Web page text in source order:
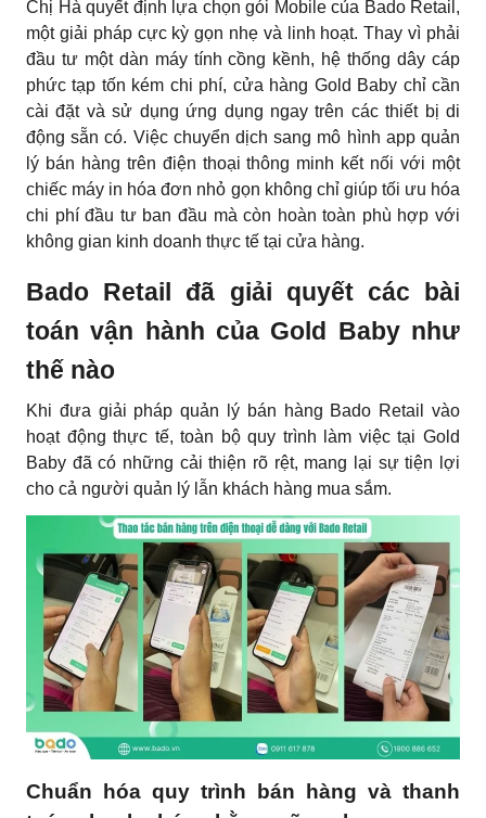
Chị Hà quyết định lựa chọn gói Mobile của Bado Retail,
một giải pháp cực kỳ gọn nhẹ và linh hoạt. Thay vì phải
đầu tư một dàn máy tính cồng kềnh, hệ thống dây cáp
phức tạp tốn kém chi phí, cửa hàng Gold Baby chỉ cần
cài đặt và sử dụng ứng dụng ngay trên các thiết bị di
động sẵn có. Việc chuyển dịch sang mô hình app quản
lý bán hàng trên điện thoại thông minh kết nối với một
chiếc máy in hóa đơn nhỏ gọn không chỉ giúp tối ưu hóa
chi phí đầu tư ban đầu mà còn hoàn toàn phù hợp với
không gian kinh doanh thực tế tại cửa hàng.
Bado Retail đã giải quyết các bài
toán vận hành của Gold Baby như
thế nào
Khi đưa giải pháp quản lý bán hàng Bado Retail vào
hoạt động thực tế, toàn bộ quy trình làm việc tại Gold
Baby đã có những cải thiện rõ rệt, mang lại sự tiện lợi
cho cả người quản lý lẫn khách hàng mua sắm.
Chuẩn hóa quy trình bán hàng và thanh